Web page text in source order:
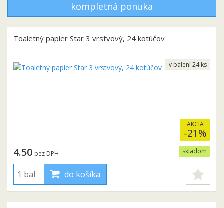
kompletná ponuka
Toaletný papier Star 3 vrstvový, 24 kotúčov
AKCIA
-21%
skladom
4.50 bez DPH
do košíka
v balení 24 ks